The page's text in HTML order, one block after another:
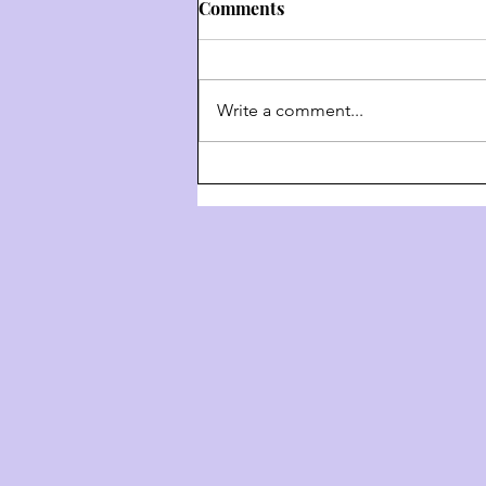
- The 4 Behaviors Of G-D
Comments
Write a comment...